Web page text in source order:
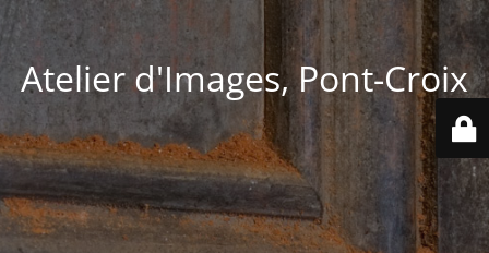
Atelier d'Images, Pont-Croix